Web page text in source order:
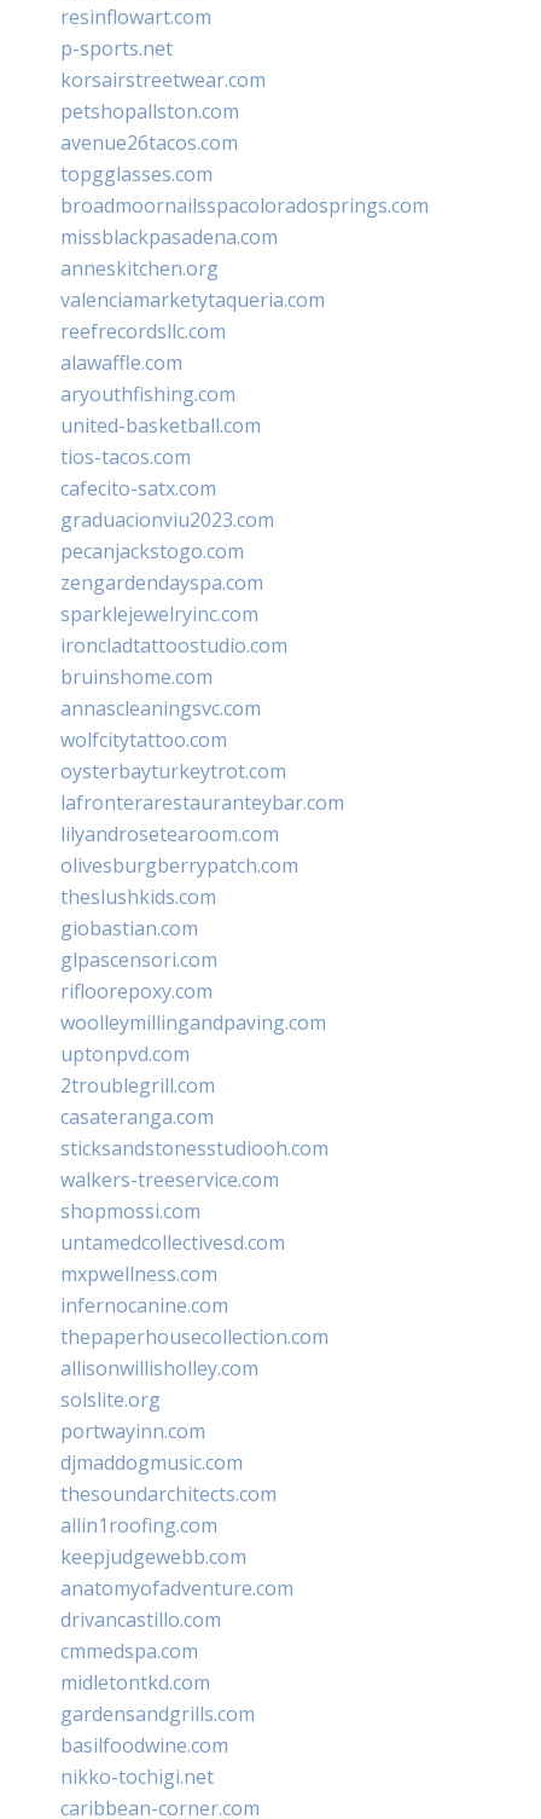
resinflowart.com
p-sports.net
korsairstreetwear.com
petshopallston.com
avenue26tacos.com
topgglasses.com
broadmoornailsspacoloradosprings.com
missblackpasadena.com
anneskitchen.org
valenciamarketytaqueria.com
reefrecordsllc.com
alawaffle.com
aryouthfishing.com
united-basketball.com
tios-tacos.com
cafecito-satx.com
graduacionviu2023.com
pecanjackstogo.com
zengardendayspa.com
sparklejewelryinc.com
ironcladtattoostudio.com
bruinshome.com
annascleaningsvc.com
wolfcitytattoo.com
oysterbayturkeytrot.com
lafronterarestauranteybar.com
lilyandrosetearoom.com
olivesburgberrypatch.com
theslushkids.com
giobastian.com
glpascensori.com
rifloorepoxy.com
woolleymillingandpaving.com
uptonpvd.com
2troublegrill.com
casateranga.com
sticksandstonesstudiooh.com
walkers-treeservice.com
shopmossi.com
untamedcollectivesd.com
mxpwellness.com
infernocanine.com
thepaperhousecollection.com
allisonwillisholley.com
solslite.org
portwayinn.com
djmaddogmusic.com
thesoundarchitects.com
allin1roofing.com
keepjudgewebb.com
anatomyofadventure.com
drivancastillo.com
cmmedspa.com
midletontkd.com
gardensandgrills.com
basilfoodwine.com
nikko-tochigi.net
caribbean-corner.com